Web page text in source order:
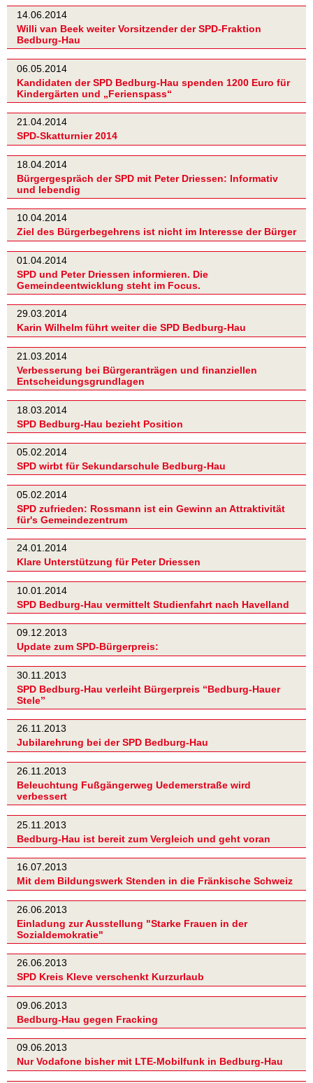
14.06.2014
Willi van Beek weiter Vorsitzender der SPD-Fraktion
Bedburg-Hau
06.05.2014
Kandidaten der SPD Bedburg-Hau spenden 1200 Euro für
Kindergärten und „Ferienspass“
21.04.2014
SPD-Skatturnier 2014
18.04.2014
Bürgergespräch der SPD mit Peter Driessen: Informativ
und lebendig
10.04.2014
Ziel des Bürgerbegehrens ist nicht im Interesse der Bürger
01.04.2014
SPD und Peter Driessen informieren. Die
Gemeindeentwicklung steht im Focus.
29.03.2014
Karin Wilhelm führt weiter die SPD Bedburg-Hau
21.03.2014
Verbesserung bei Bürgeranträgen und finanziellen
Entscheidungsgrundlagen
18.03.2014
SPD Bedburg-Hau bezieht Position
05.02.2014
SPD wirbt für Sekundarschule Bedburg-Hau
05.02.2014
SPD zufrieden: Rossmann ist ein Gewinn an Attraktivität
für's Gemeindezentrum
24.01.2014
Klare Unterstützung für Peter Driessen
10.01.2014
SPD Bedburg-Hau vermittelt Studienfahrt nach Havelland
09.12.2013
Update zum SPD-Bürgerpreis:
30.11.2013
SPD Bedburg-Hau verleiht Bürgerpreis “Bedburg-Hauer
Stele”
26.11.2013
Jubilarehrung bei der SPD Bedburg-Hau
26.11.2013
Beleuchtung Fußgängerweg Uedemerstraße wird
verbessert
25.11.2013
Bedburg-Hau ist bereit zum Vergleich und geht voran
16.07.2013
Mit dem Bildungswerk Stenden in die Fränkische Schweiz
26.06.2013
Einladung zur Ausstellung "Starke Frauen in der
Sozialdemokratie"
26.06.2013
SPD Kreis Kleve verschenkt Kurzurlaub
09.06.2013
Bedburg-Hau gegen Fracking
09.06.2013
Nur Vodafone bisher mit LTE-Mobilfunk in Bedburg-Hau